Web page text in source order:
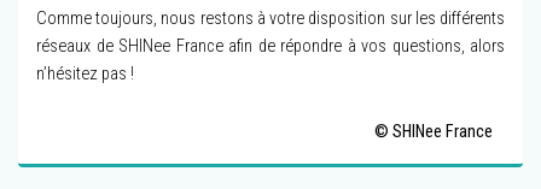
Comme toujours, nous restons à votre disposition sur les différents
réseaux de SHINee France afin de répondre à vos questions, alors
n’hésitez pas !
© SHINee France